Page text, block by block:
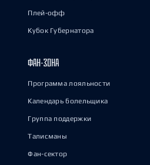
Плей-офф
Кубок Губернатора
ФАН-ЗОНА
Программа лояльности
Календарь болельщика
Группа поддержки
Талисманы
Фан-сектор